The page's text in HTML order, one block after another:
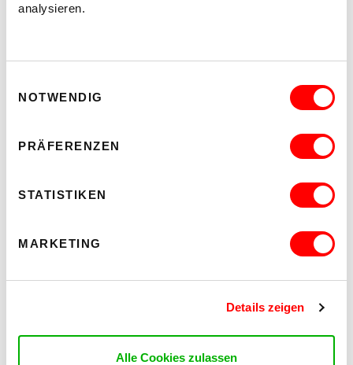
analysieren.
NOTWENDIG
PRÄFERENZEN
STATISTIKEN
MARKETING
Details zeigen
Alle Cookies zulassen